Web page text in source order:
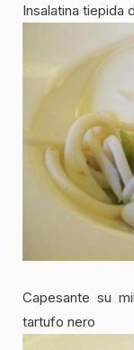
Insalatina tiepida
Capesante su
tartufo nero